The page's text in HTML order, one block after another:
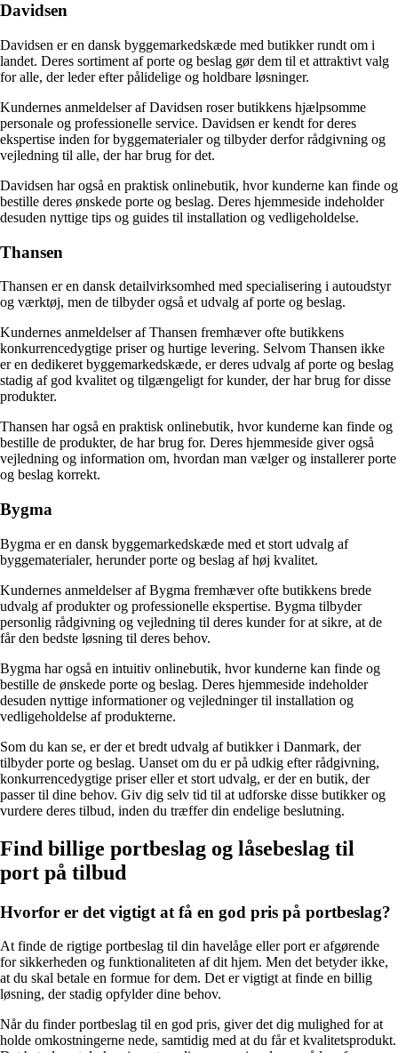
Davidsen
Davidsen er en dansk byggemarkedskæde med butikker rundt om i
landet. Deres sortiment af porte og beslag gør dem til et attraktivt valg
for alle, der leder efter pålidelige og holdbare løsninger.
Kundernes anmeldelser af Davidsen roser butikkens hjælpsomme
personale og professionelle service. Davidsen er kendt for deres
ekspertise inden for byggematerialer og tilbyder derfor rådgivning og
vejledning til alle, der har brug for det.
Davidsen har også en praktisk onlinebutik, hvor kunderne kan finde og
bestille deres ønskede porte og beslag. Deres hjemmeside indeholder
desuden nyttige tips og guides til installation og vedligeholdelse.
Thansen
Thansen er en dansk detailvirksomhed med specialisering i autoudstyr
og værktøj, men de tilbyder også et udvalg af porte og beslag.
Kundernes anmeldelser af Thansen fremhæver ofte butikkens
konkurrencedygtige priser og hurtige levering. Selvom Thansen ikke
er en dedikeret byggemarkedskæde, er deres udvalg af porte og beslag
stadig af god kvalitet og tilgængeligt for kunder, der har brug for disse
produkter.
Thansen har også en praktisk onlinebutik, hvor kunderne kan finde og
bestille de produkter, de har brug for. Deres hjemmeside giver også
vejledning og information om, hvordan man vælger og installerer porte
og beslag korrekt.
Bygma
Bygma er en dansk byggemarkedskæde med et stort udvalg af
byggematerialer, herunder porte og beslag af høj kvalitet.
Kundernes anmeldelser af Bygma fremhæver ofte butikkens brede
udvalg af produkter og professionelle ekspertise. Bygma tilbyder
personlig rådgivning og vejledning til deres kunder for at sikre, at de
får den bedste løsning til deres behov.
Bygma har også en intuitiv onlinebutik, hvor kunderne kan finde og
bestille de ønskede porte og beslag. Deres hjemmeside indeholder
desuden nyttige informationer og vejledninger til installation og
vedligeholdelse af produkterne.
Som du kan se, er der et bredt udvalg af butikker i Danmark, der
tilbyder porte og beslag. Uanset om du er på udkig efter rådgivning,
konkurrencedygtige priser eller et stort udvalg, er der en butik, der
passer til dine behov. Giv dig selv tid til at udforske disse butikker og
vurdere deres tilbud, inden du træffer din endelige beslutning.
Find billige portbeslag og låsebeslag til
port på tilbud
Hvorfor er det vigtigt at få en god pris på portbeslag?
At finde de rigtige portbeslag til din havelåge eller port er afgørende
for sikkerheden og funktionaliteten af dit hjem. Men det betyder ikke,
at du skal betale en formue for dem. Det er vigtigt at finde en billig
løsning, der stadig opfylder dine behov.
Når du finder portbeslag til en god pris, giver det dig mulighed for at
holde omkostningerne nede, samtidig med at du får et kvalitetsprodukt.